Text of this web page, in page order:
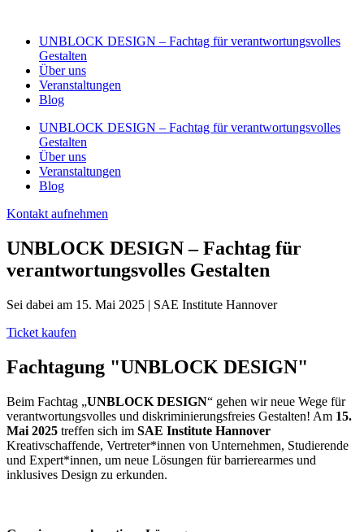
wechselnUNBLOCK DESIGN – Fachtag für verantwortungsvolles
Gestalten
Über uns
Veranstaltungen
Blog
UNBLOCK DESIGN – Fachtag für verantwortungsvolles
Gestalten
Über uns
Veranstaltungen
Blog
Kontakt aufnehmen
UNBLOCK DESIGN – Fachtag für
verantwortungsvolles Gestalten
Sei dabei am 15. Mai 2025 | SAE Institute Hannover
Ticket kaufen
Fachtagung "UNBLOCK DESIGN"
Beim Fachtag „UNBLOCK DESIGN“ gehen wir neue Wege für
verantwortungsvolles und diskriminierungsfreies Gestalten! Am 15.
Mai 2025 treffen sich im SAE Institute Hannover
Kreativschaffende, Vertreter*innen von Unternehmen, Studierende
und Expert*innen, um neue Lösungen für barrierearmes und
inklusives Design zu erkunden.